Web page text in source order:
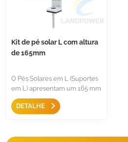
Kit de pé solar L com altura
de 165mm
O Pés Solares em L (Suportes
em L) apresentam um 165 mm
Altura para maior distância
entre o painel solar e o
eficiência e reduzir os riscos
DETALHE